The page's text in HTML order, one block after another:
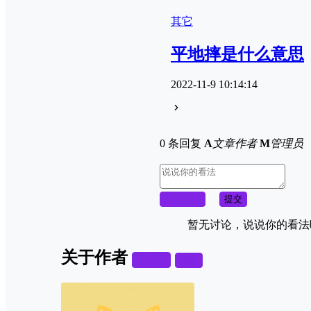
其它
平地摔是什么意思
2022-11-9 10:14:14
0 条回复 A文章作者 M管理员
提交
暂无讨论，说说你的看
关于作者